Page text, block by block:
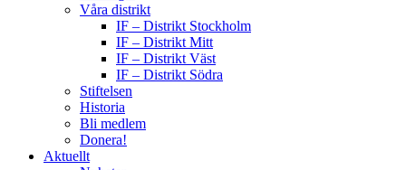
Våra distrikt
IF – Distrikt Stockholm
IF – Distrikt Mitt
IF – Distrikt Väst
IF – Distrikt Södra
Stiftelsen
Historia
Bli medlem
Donera!
Aktuellt